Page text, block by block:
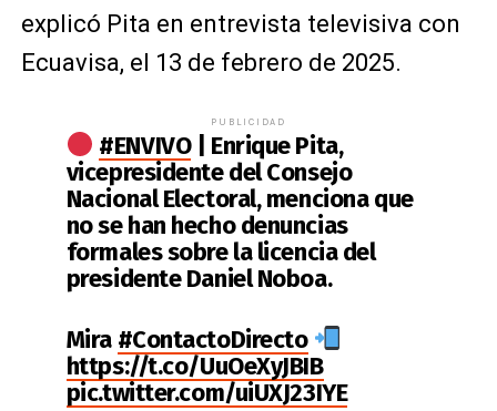
explicó Pita en entrevista televisiva con
Ecuavisa, el 13 de febrero de 2025.
PUBLICIDAD
#ENVIVO| Enrique Pita,
vicepresidente del Consejo
Nacional Electoral, menciona que
no se han hecho denuncias
formales sobre la licencia del
presidente Daniel Noboa.
Mira #ContactoDirecto
https://t.co/UuOeXyJBIB
pic.twitter.com/uiUXJ23IYE